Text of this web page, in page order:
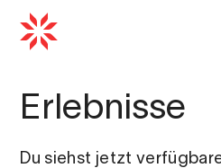
Erlebnisse
Du siehst jetzt